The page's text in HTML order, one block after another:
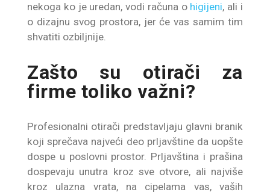
nekoga ko je uredan, vodi računa o higijeni, ali i
o dizajnu svog prostora, jer će vas samim tim
shvatiti ozbiljnije.
Zašto su otirači za
firme toliko važni?
Profesionalni otirači predstavljaju glavni branik
koji sprečava najveći deo prljavštine da uopšte
dospe u poslovni prostor. Prljavština i prašina
dospevaju unutra kroz sve otvore, ali najviše
kroz ulazna vrata, na cipelama vas, vaših